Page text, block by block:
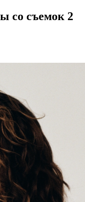
со съемок 2